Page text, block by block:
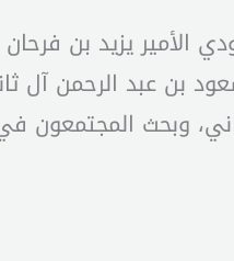
يزيد بن فرحان
بن عبد الرحمن آل
وبحث المجتمعون